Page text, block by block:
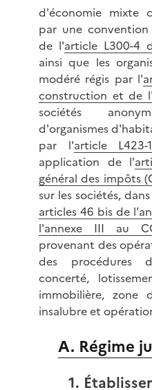
d'économie mixte
par une
de l'article L300-4
ainsi que les
modéré régis par l'
construction et de
sociétés
d'organismes
par l'article
application de l'
général des impôts
sur les sociétés,
articles 46 bis de
l'annexe III au
provenant des
des procédures
concerté,
immobilière, zone
insalubre et
A. Régime
1.